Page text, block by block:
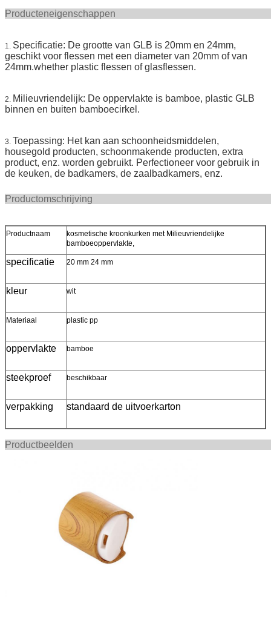
1. Specificatie: De grootte van GLB is 20mm en 24mm,
geschikt voor flessen met een diameter van 20mm of van
24mm.whether plastic flessen of glasflessen.
2. Milieuvriendelijk: De oppervlakte is bamboe, plastic GLB
binnen en buiten bamboecirkel.
3. Toepassing: Het kan aan schoonheidsmiddelen,
housegold producten, schoonmakende producten, extra
product, enz. worden gebruikt. Perfectioneer voor gebruik in
de keuken, de badkamers, de zaalbadkamers, enz.
Productnaam
kosmetische kroonkurken met Milieuvriendelijke
bamboeoppervlakte,
specificatie 20 mm 24 mm
kleur wit
Materiaal plastic pp
oppervlakte bamboe
steekproef beschikbaar
verpakking standaard de uitvoerkarton